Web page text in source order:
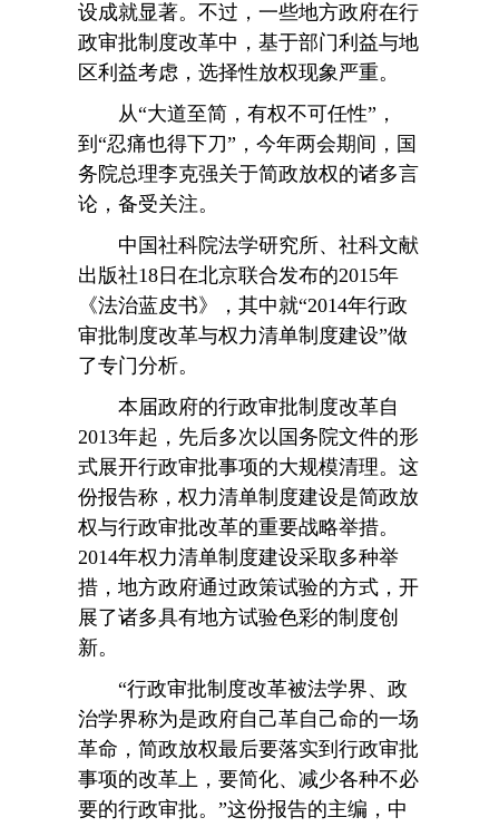
设成就显著。不过，一些地方政府在行
政审批制度改革中，基于部门利益与地
区利益考虑，选择性放权现象严重。
从“大道至简，有权不可任性”，
到“忍痛也得下刀”，今年两会期间，国
务院总理李克强关于简政放权的诸多言
论，备受关注。
中国社科院法学研究所、社科文献
出版社18日在北京联合发布的2015年
《法治蓝皮书》，其中就“2014年行政
审批制度改革与权力清单制度建设”做
了专门分析。
本届政府的行政审批制度改革自
2013年起，先后多次以国务院文件的形
式展开行政审批事项的大规模清理。这
份报告称，权力清单制度建设是简政放
权与行政审批改革的重要战略举措。
2014年权力清单制度建设采取多种举
措，地方政府通过政策试验的方式，开
展了诸多具有地方试验色彩的制度创
新。
“行政审批制度改革被法学界、政
治学界称为是政府自己革自己命的一场
革命，简政放权最后要落实到行政审批
事项的改革上，要简化、减少各种不必
要的行政审批。”这份报告的主编，中